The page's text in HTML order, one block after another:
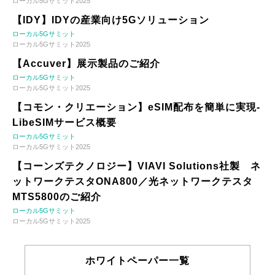
【IDY】IDYの産業向け5Gソリューション
ローカル5Gサミット
ローカル5Gサミット2025
【Accuver】展示製品のご紹介
ローカル5Gサミット
ローカル5Gサミット2025
【コモン・クリエーション】eSIM配布を簡単に実現-
LibeSIMサービス概要
ローカル5Gサミット
ローカル5Gサミット2025
【コーンズテクノロジー】VIAVI Solutions社製 ネ
ットワークテスタONA800／光ネットワークテスタ
MTS5800のご紹介
ローカル5Gサミット
ローカル5Gサミット2025
ホワイトペーパー一覧